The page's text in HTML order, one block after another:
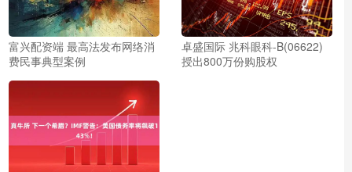
富兴配资端 最高法发布网络消
费民事典型案例
卓盛国际 兆科眼科-B(06622)
授出800万份购股权